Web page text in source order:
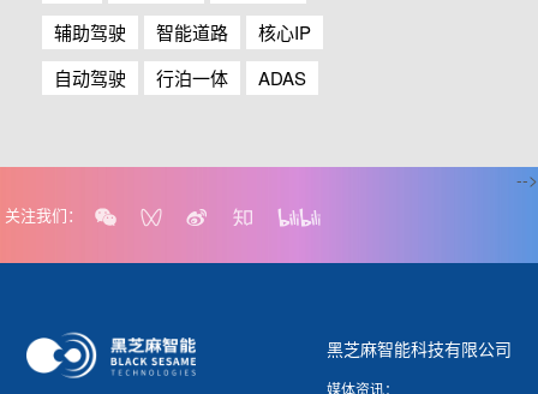
辅助驾驶
智能道路
核心IP
自动驾驶
行泊一体 ADAS
关注我们：
-->
黑芝麻智能科技有限公司
媒体资讯：